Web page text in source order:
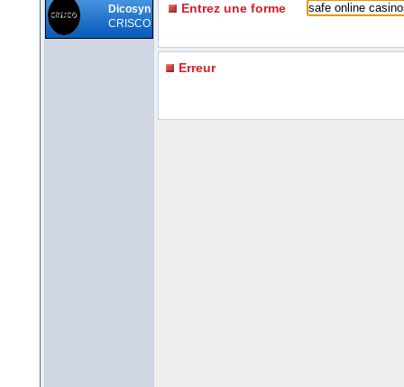
Dicosyn
CRISCO
Entrez une forme
Erreur